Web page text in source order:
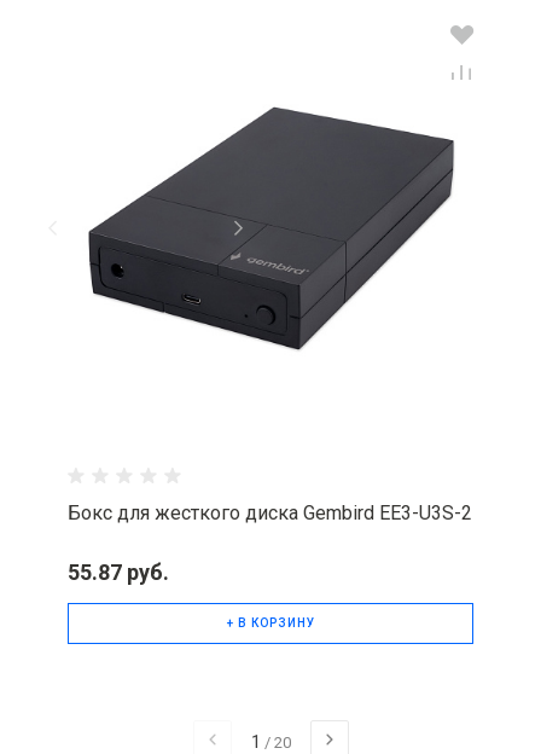
Бокс для жесткого диска Gembird EE3-U3S-2
55.87 руб.
+ В КОРЗИНУ
1 / 20